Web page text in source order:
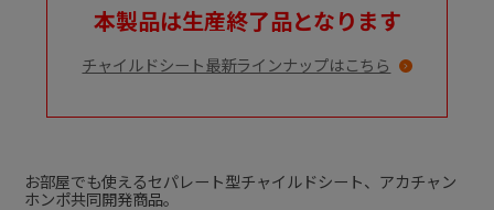
お部屋でも使えるセパレート型チャイルドシート、アカチャン
ホンポ共同開発商品。
本製品は生産終了品となります
チャイルドシート最新ラインナップはこちら